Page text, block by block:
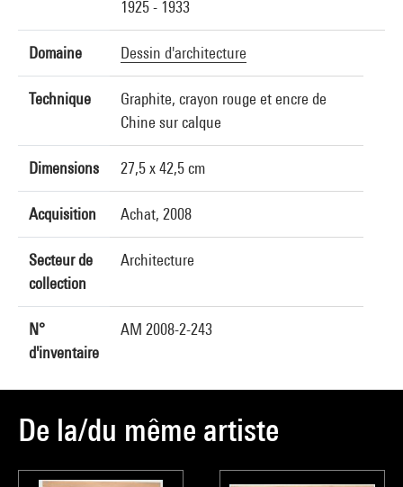
1925 - 1933
Domaine Dessin d'architecture
Technique
Graphite, crayon rouge et encre de
Chine sur calque
Dimensions 27,5 x 42,5 cm
Acquisition Achat, 2008
Secteur de
collection
Architecture
N°
d'inventaire
AM 2008-2-243
De la/du même artiste